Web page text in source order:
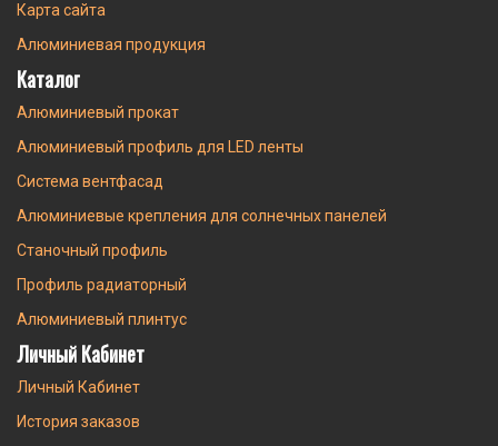
Карта сайта
Алюминиевая продукция
Каталог
Алюминиевый прокат
Алюминиевый профиль для LED ленты
Система вентфасад
Алюминиевые крепления для солнечных панелей
Станочный профиль
Профиль радиаторный
Алюминиевый плинтус
Личный Кабинет
Личный Кабинет
История заказов